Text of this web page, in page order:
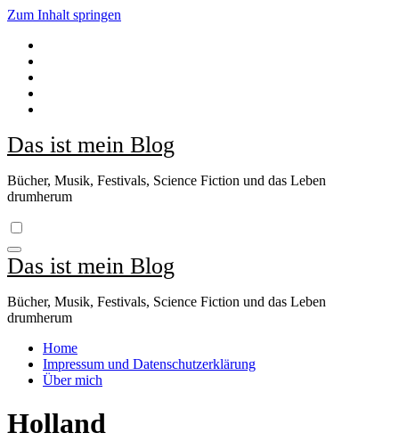
Zum Inhalt springen
Das ist mein Blog
Bücher, Musik, Festivals, Science Fiction und das Leben
drumherum
Das ist mein Blog
Bücher, Musik, Festivals, Science Fiction und das Leben
drumherum
Home
Impressum und Datenschutzerklärung
Über mich
Holland